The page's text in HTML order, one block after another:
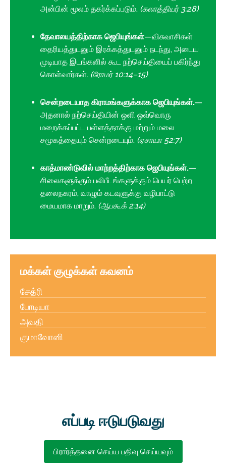
அன்பின் மூலம் தகர்க்கப்படும். (கலாத்தியர் 3:28)
தேவாலயத்திற்காக ஜெபியுங்கள்—விசுவாசிகள்
தைரியத்துடனும் இரக்கத்துடனும் நடந்து, அடைய
முடியாத இடங்களில் கூட நற்செய்தியைப் பகிர்ந்து
கொள்வார்கள். (ரோமர் 10:14–15)
சென்றடையாத கிராமங்களுக்காக ஜெபியுங்கள்.—
அதனால் நற்செய்தியின் ஒளி ஒவ்வொரு
மறைக்கப்பட்ட பள்ளத்தாக்கு மற்றும் மலை
சமூகத்தையும் சென்றடையும். (ஏசாயா 52:7)
காத்மாண்டுவில் மாற்றத்திற்காக ஜெபியுங்கள்.—
சிலைகளுக்கும் பலிபீடங்களுக்கும் பெயர் பெற்ற
தலைநகரம், வாழும் கடவுளுக்கு வழிபாட்டு
மையமாக மாறும். (ஆபகூக் 2:14)
மக்கள் குழுக்கள் கவனம்
சேத்ரி
போடியா
அவதி
குமாவோனி
எப்படி ஈடுபடுவது
பிரார்த்தனை செய்ய பதிவு செய்யவும்